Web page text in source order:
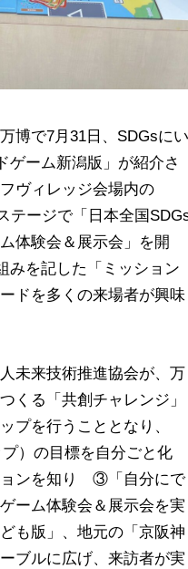
博で7月31日、SDGsにい
ゲーム新潟版」が紹介さ
ヴィレッジ会場内の
テージで「日本全国
体験会＆展示会」を開
みを記した「ミッション
ドを多くの来場者が興味
未来技術推進協会が、万
くる「共創チャレンジ」
プを行うこととなり、
）の目標を自分ごと化
ンを知り ③「自分にで
ーム体験会＆展示会を実
も版」、地元の「京阪神
ブルに広げ、来訪者が実